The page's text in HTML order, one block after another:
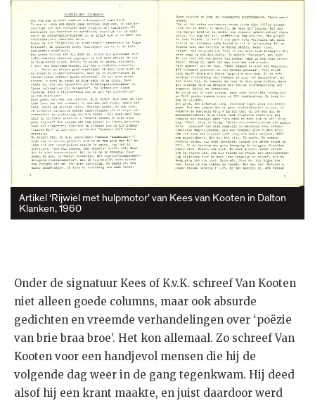
Artikel ‘Rijwiel met hulpmotor’ van Kees van Kooten in Dalton
Klanken, 1960
Onder de signatuur Kees of K.v.K. schreef Van Kooten
niet alleen goede columns, maar ook absurde
gedichten en vreemde verhandelingen over ‘poëzie
van brie braa broe’. Het kon allemaal. Zo schreef Van
Kooten voor een handjevol mensen die hij de
volgende dag weer in de gang tegenkwam. Hij deed
alsof hij een krant maakte, en juist daardoor werd